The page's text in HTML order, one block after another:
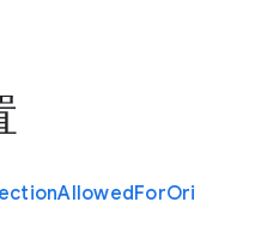
AllowedForOri